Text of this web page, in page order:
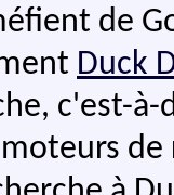
de
Duck
c'est-